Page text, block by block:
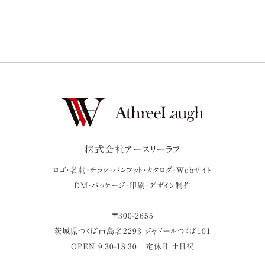
株式会社アースリーラフ
ロゴ・名刺・チラシ・パンフット・カタログ・Webサイト
DM・パッケージ・印刷・デザイン制作
〒300-2655
茨城県つくば市島名2293 ジャドールつくば101
OPEN 9:30-18:30
定休日 土日祝